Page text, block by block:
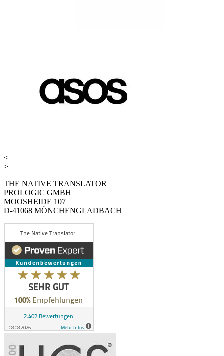
<
>
THE NATIVE TRANSLATOR
PROLOGIC GMBH
MOOSHEIDE 107
D-41068 MÖNCHENGLADBACH